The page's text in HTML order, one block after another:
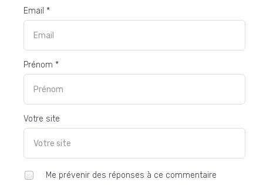
Email *
Prénom *
Votre site
Me prévenir des réponses à ce commentaire